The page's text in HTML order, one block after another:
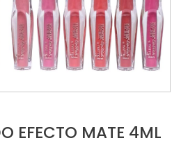
EFECTO MATE 4ML